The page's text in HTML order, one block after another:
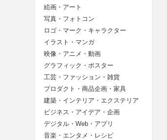
絵画・アート
写真・フォトコン
ロゴ・マーク・キャラクター
イラスト・マンガ
映像・アニメ・動画
グラフィック・ポスター
工芸・ファッション・雑貨
プロダクト・商品企画・家具
建築・インテリア・エクステリア
ビジネス・アイデア・企画
デジタル・Web・アプリ
音楽・エンタメ・レシピ